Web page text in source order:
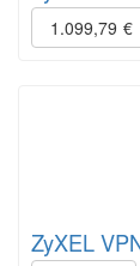
1.099,79 €
ZyXEL